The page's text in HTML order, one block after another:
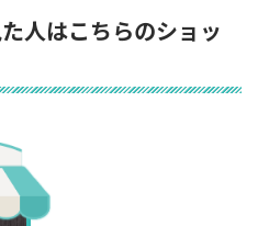
人はこちらのショッ